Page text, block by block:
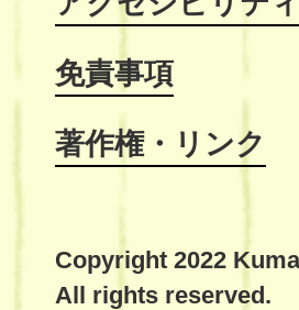
免責事項
著作権・リンク
Copyright 2022
All rights reserved.